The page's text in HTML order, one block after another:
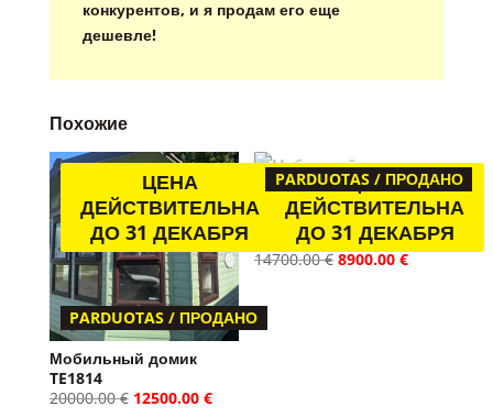
конкурентов, и я продам его еще
дешевле!
Похожие
ЦЕНА
ДЕЙСТВИТЕЛЬНА
ДО 31 ДЕКАБРЯ
PARDUOTAS / ПРОДАНО
Мобильный домик
TE1814
20000.00€ Первоначальная
12500.00 €Текущая
ЦЕНА
ДЕЙСТВИТЕЛЬНА
ДО 31 ДЕКАБРЯ
PARDUOTAS / ПРОДАНО
Мобильный домик
TE1684
14700.00€Первоначальная
8900.00€Текущая